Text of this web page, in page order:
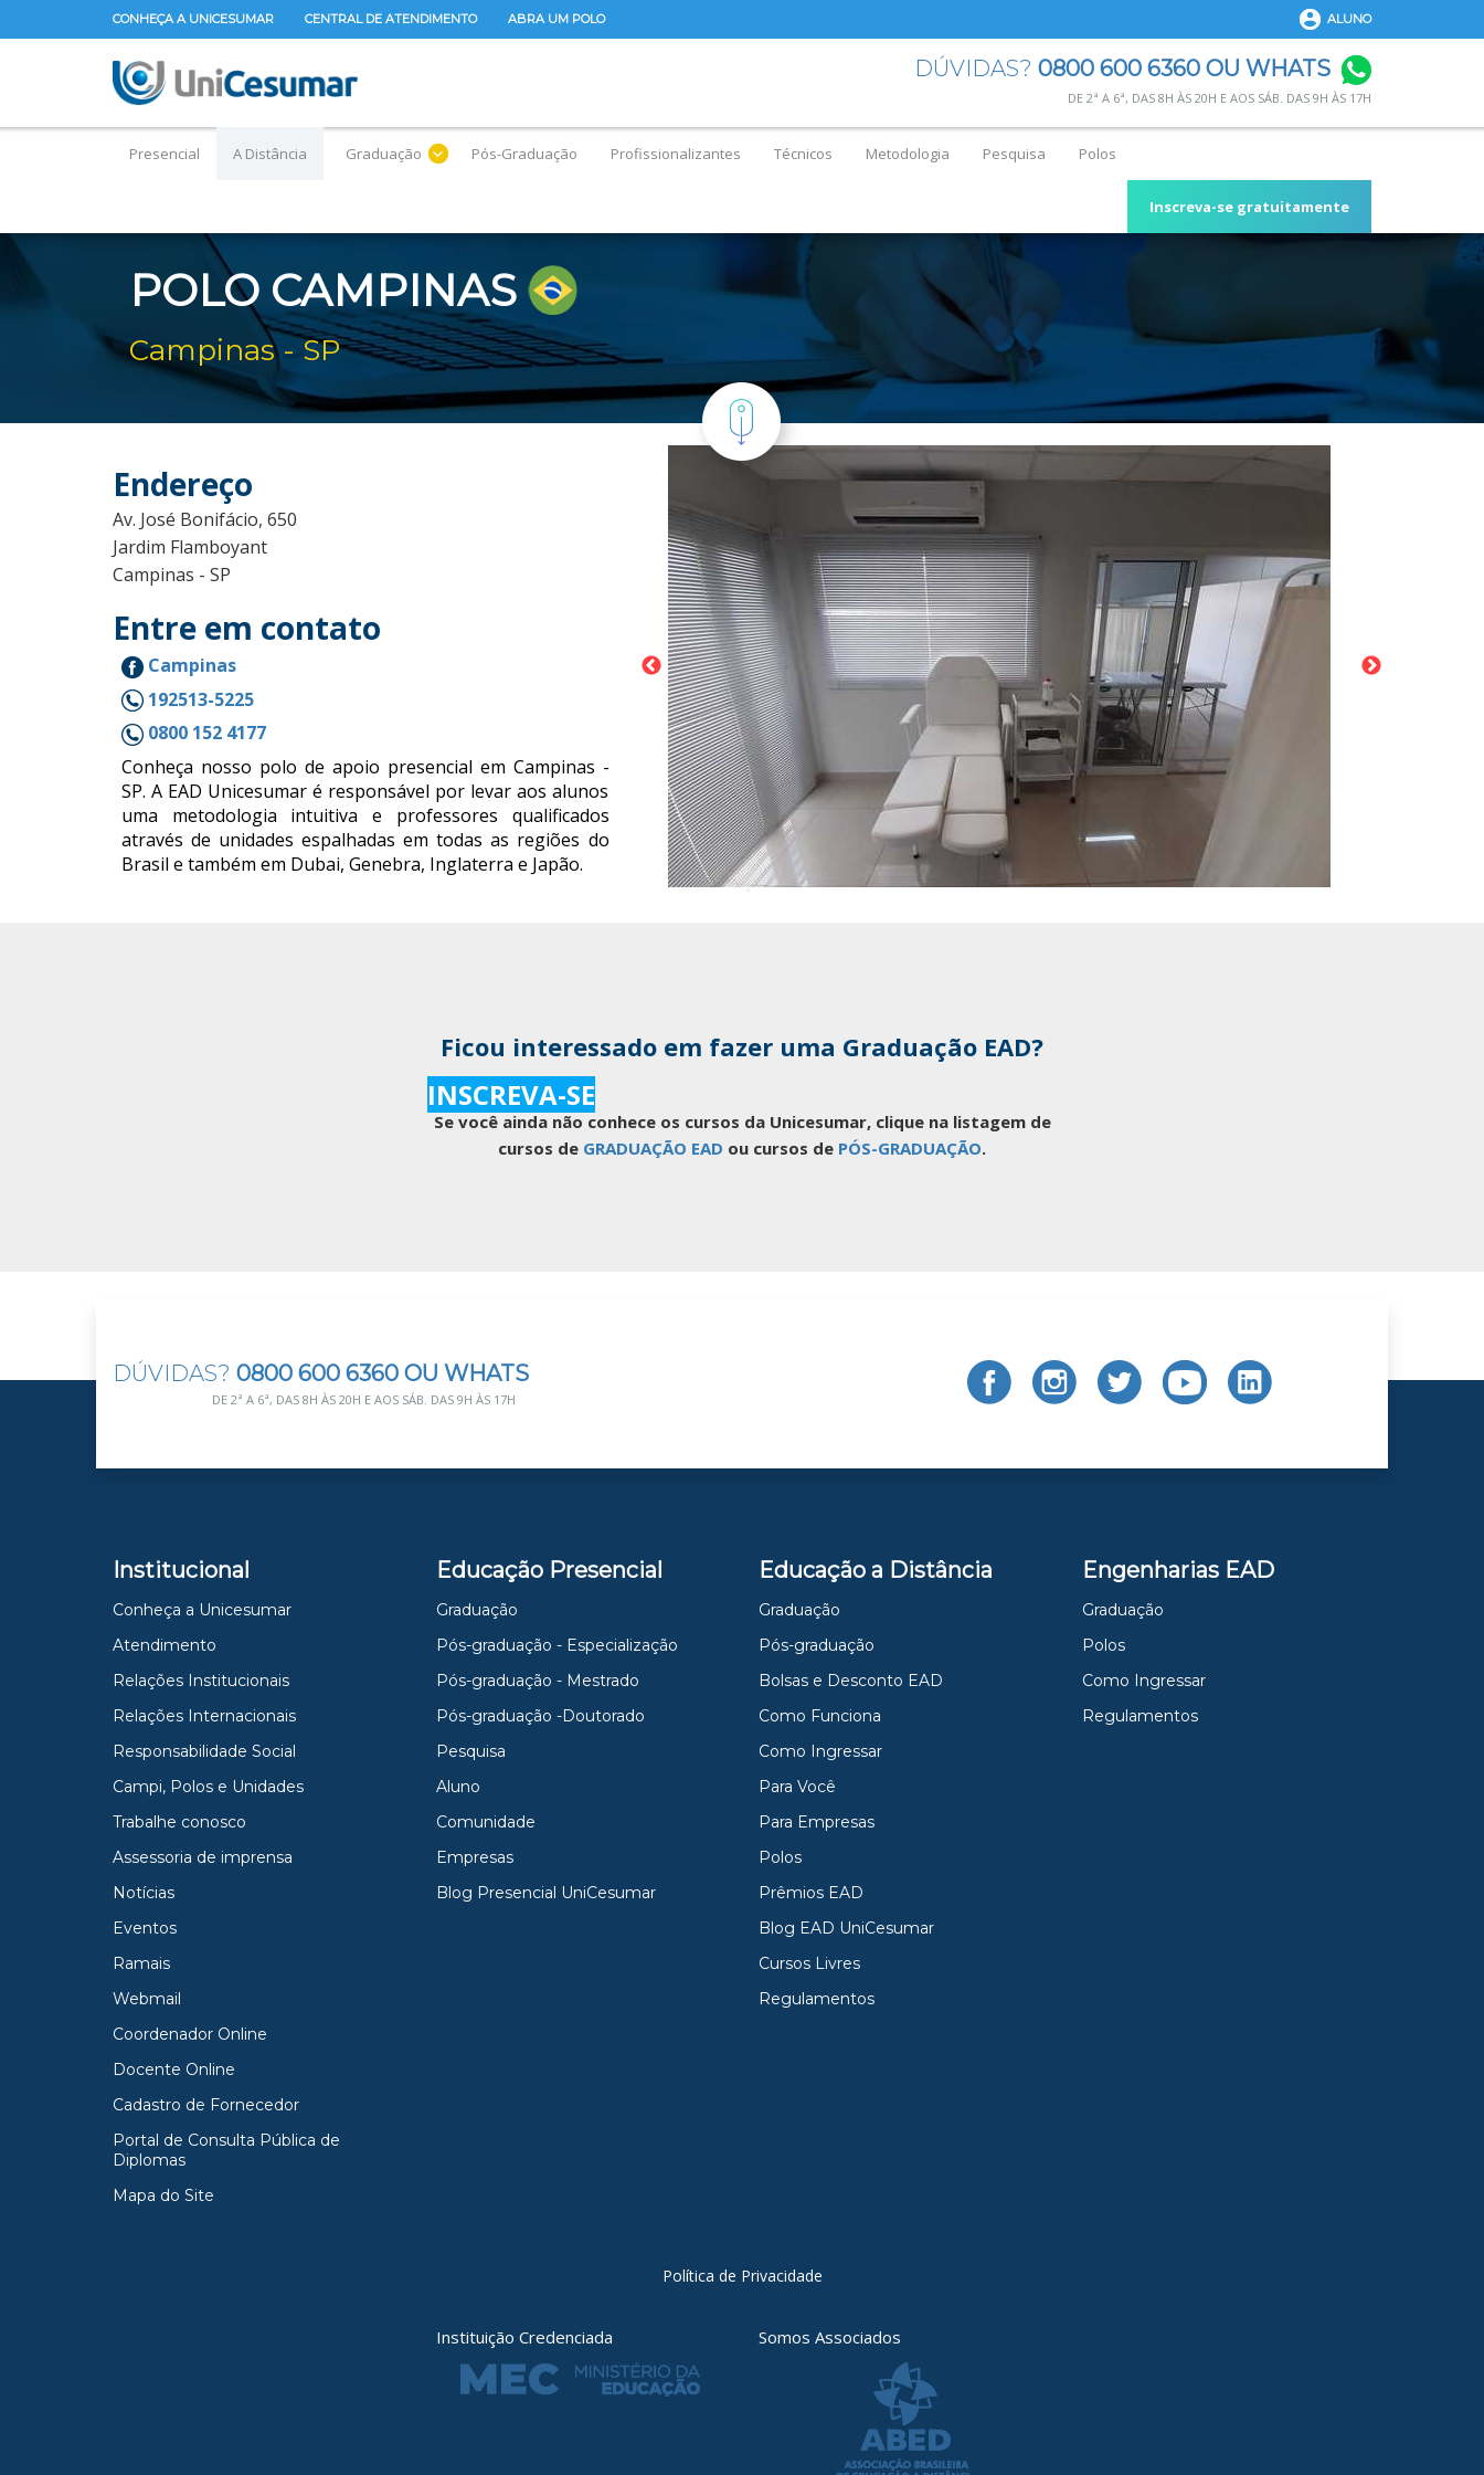
CONHEÇA A UNICESUMAR CENTRAL DE ATENDIMENTO ABRA UM POLO ALUNO
DÚVIDAS? 0800 600 6360 OU WHATS
DE 2ª A 6ª, DAS 8H ÀS 20H E AOS SÁB. DAS 9H ÀS 17H
Presencial A Distância Graduação Pós-Graduação Profissionalizantes Técnicos Metodologia Pesquisa Polos
Inscreva-se gratuitamente
POLO CAMPINAS
Campinas - SP
Endereço
Av. José Bonifácio, 650
Jardim Flamboyant
Campinas - SP
Entre em contato
Campinas
192513-5225
0800 152 4177
Conheça nosso polo de apoio presencial em Campinas -
SP. A EAD Unicesumar é responsável por levar aos alunos
uma metodologia intuitiva e professores qualificados
através de unidades espalhadas em todas as regiões do
Brasil e também em Dubai, Genebra, Inglaterra e Japão.
Ficou interessado em fazer uma Graduação EAD?
INSCREVA-SE
Se você ainda não conhece os cursos da Unicesumar, clique na listagem de
cursos de GRADUAÇÃO EAD ou cursos de PÓS-GRADUAÇÃO.
DÚVIDAS? 0800 600 6360 OU WHATS
DE 2ª A 6ª, DAS 8H ÀS 20H E AOS SÁB. DAS 9H ÀS 17H
Institucional
Conheça a Unicesumar
Atendimento
Relações Institucionais
Relações Internacionais
Responsabilidade Social
Campi, Polos e Unidades
Trabalhe conosco
Assessoria de imprensa
Notícias
Eventos
Ramais
Webmail
Coordenador Online
Docente Online
Cadastro de Fornecedor
Portal de Consulta Pública de
Diplomas
Mapa do Site
Educação Presencial
Graduação
Pós-graduação - Especialização
Pós-graduação - Mestrado
Pós-graduação -Doutorado
Pesquisa
Aluno
Comunidade
Empresas
Blog Presencial UniCesumar
Educação a Distância
Graduação
Pós-graduação
Bolsas e Desconto EAD
Como Funciona
Como Ingressar
Para Você
Para Empresas
Polos
Prêmios EAD
Blog EAD UniCesumar
Cursos Livres
Regulamentos
Engenharias EAD
Graduação
Polos
Como Ingressar
Regulamentos
Política de Privacidade
Instituição Credenciada Somos Associados